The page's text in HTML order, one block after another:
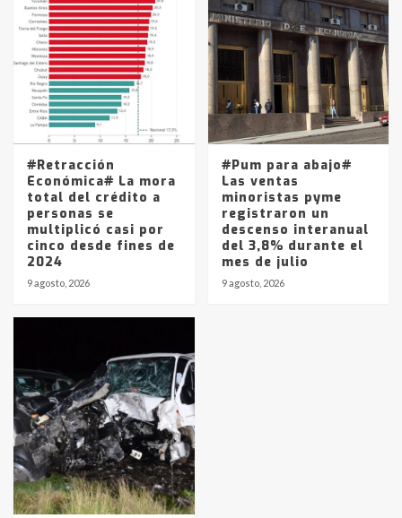
#Retracción
Económica# La mora
total del crédito a
personas se
multiplicó casi por
cinco desde fines de
2024
9 agosto, 2026
#Pum para abajo#
Las ventas
minoristas pyme
registraron un
descenso interanual
del 3,8% durante el
mes de julio
9 agosto, 2026